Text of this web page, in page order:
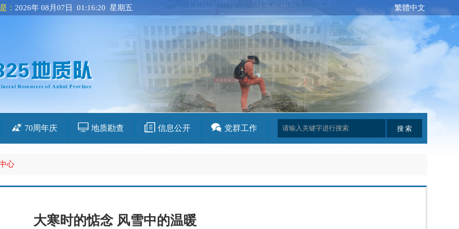
： 2026年 08月07日 01:16:21 星期五 繁體中文
70周年庆 地质勘查 信息公开 党群工作
心
大寒时的惦念 风雪中的温暖